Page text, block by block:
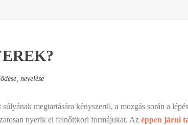
nevelése
megtartására kényszerül, a mozgás során a
nyerik el felnőttkori formájukat. Az éppen járni